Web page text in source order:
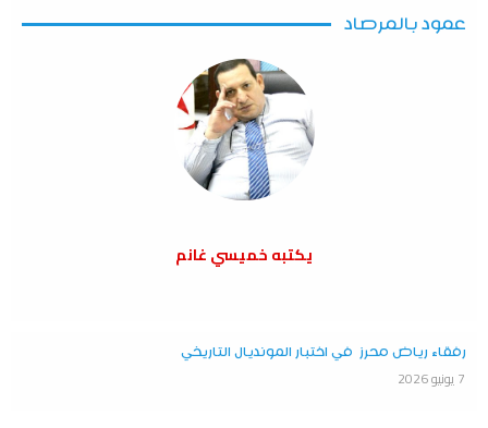
عمود بالمرصاد
يكتبه خميسي غانم
رفقاء رياض محرز في اختبار المونديال التاريخي
7 يونيو 2026